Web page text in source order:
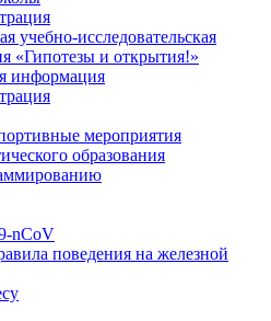
учебно-исследовательская
«Гипотезы и открытия!»
информация
мероприятия
образования
nCoV
поведения на железной